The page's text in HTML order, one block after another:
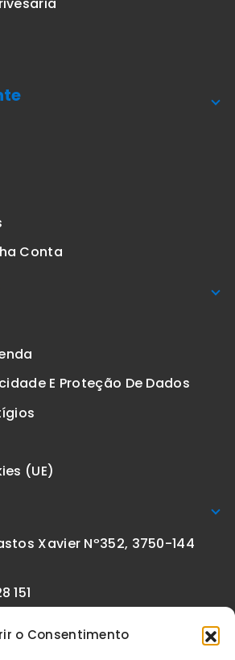
o Consentimento
Conta
E Proteção De Dados
(UE)
Xavier Nº352, 3750-144
151
online.pt